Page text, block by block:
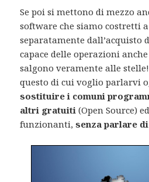
Se poi si mettono di mezzo
software che siamo costretti
separatamente dall’acquisto
capace delle operazioni
salgono veramente alle
questo di cui voglio parlarvi
sostituire i comuni
altri gratuiti (Open Source)
funzionanti,senza parlare